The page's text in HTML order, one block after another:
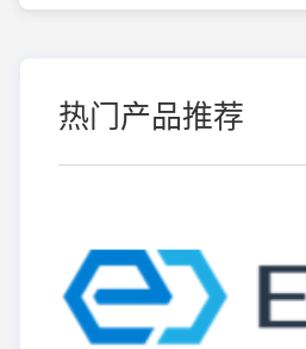
热门产品推荐